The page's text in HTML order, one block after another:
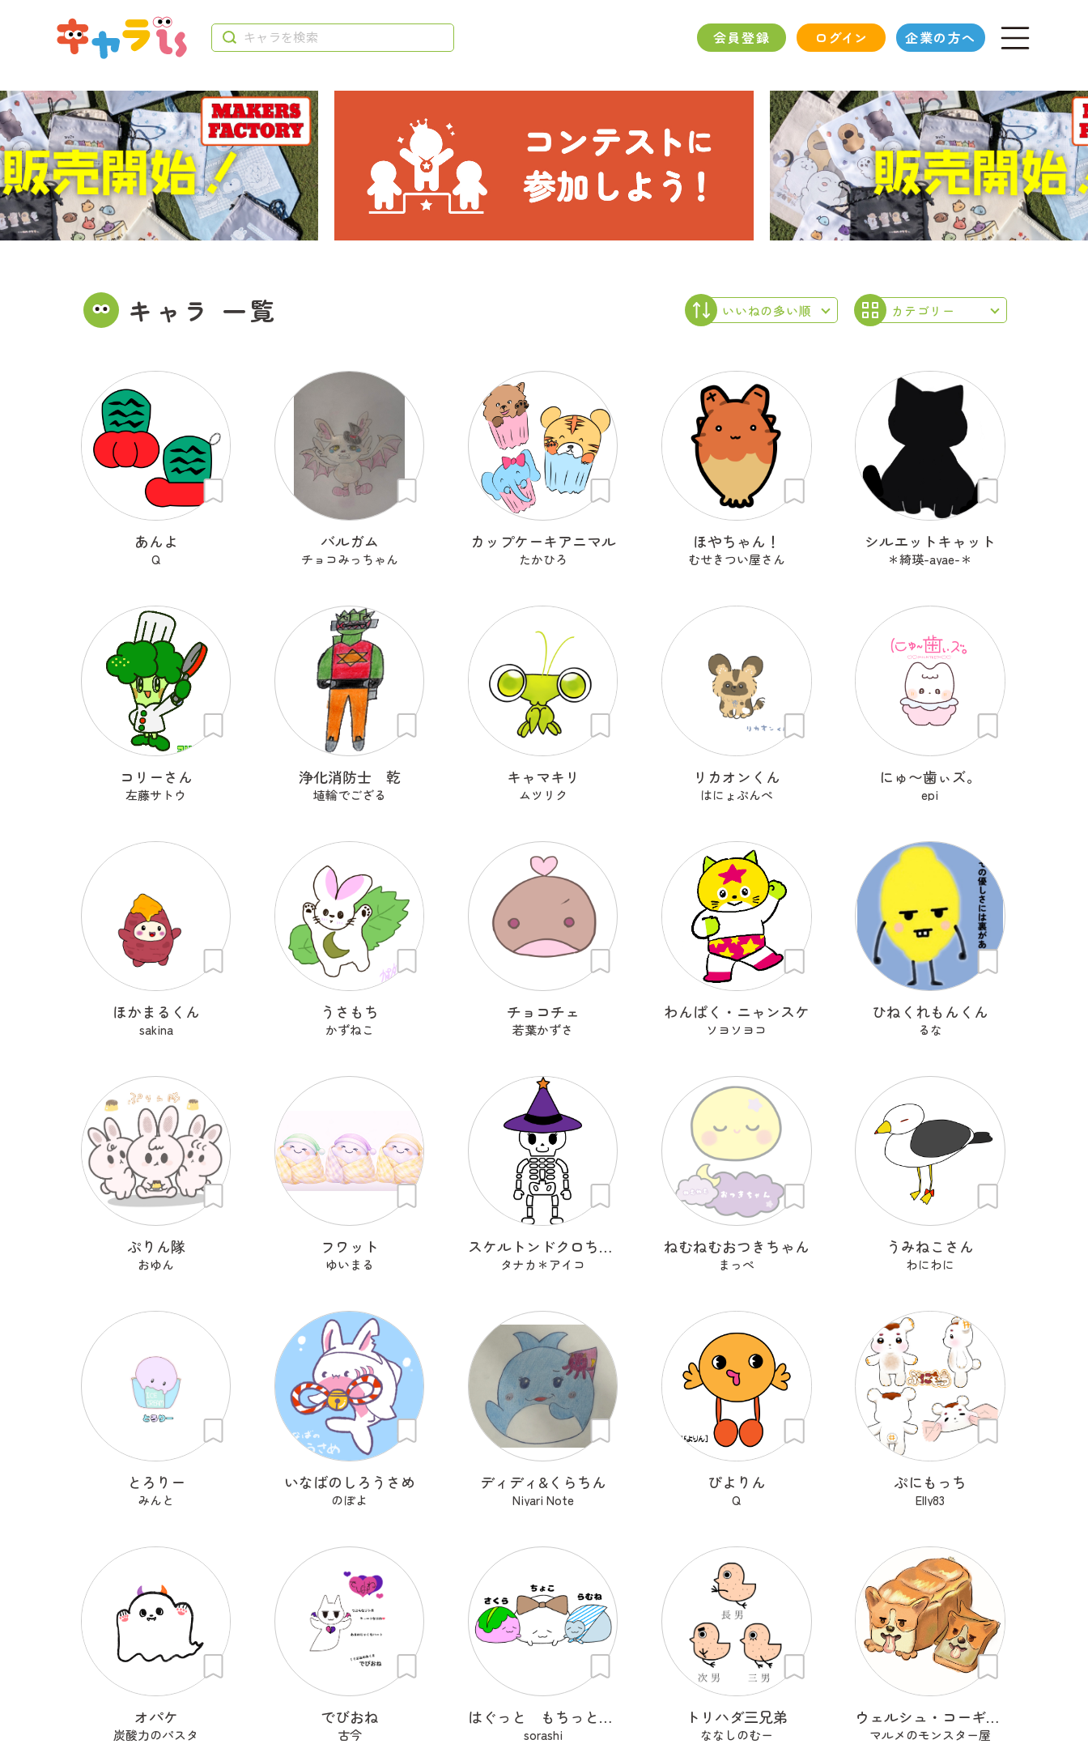
会員登録 ログイン 企業の方へ
キャラ 一覧
あんよ
Q
バルガム
チョコみっちゃん
カップケーキアニマル
たかひろ
ほやちゃん！
むせきつい屋さん
シルエットキャット
＊綺瑛-ayae-＊
コリーさん
左藤サトウ
浄化消防士 乾
埴輪でござる
キャマキリ
ムツリク
リカオンくん
はにょぷんぺ
にゅ〜歯ぃズ。
epi
ほかまるくん
sakina
うさもち
かずねこ
チョコチェ
若葉かずさ
わんぱく・ニャンスケ
ソヨソヨコ
ひねくれもんくん
るな
ぷりん隊
おゆん
フワット
ゆいまる
スケルトンドクロちゃん
タナカ＊アイコ
ねむねむおつきちゃん
まっぺ
うみねこさん
わにわに
とろりー
みんと
いなばのしろうさめ
のぽよ
ディディ&くらちん
Niyari Note
ぴよりん
Q
ぷにもっち
Elly83
オパケ
炭酸力のパスタ
でびおね
古今
はぐっと もちっと はぐもっちー
sorashi
トリハダ三兄弟
ななしのむー
ウェルシュ・コーギー・パンブローク
マルメのモンスター屋